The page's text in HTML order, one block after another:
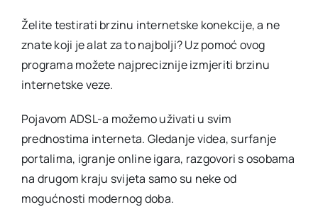
Želite testirati brzinu internetske konekcije, a ne
znate koji je alat za to najbolji? Uz pomoć ovog
programa možete najpreciznije izmjeriti brzinu
internetske veze.
Pojavom ADSL-a možemo uživati u svim
prednostima interneta. Gledanje videa, surfanje
portalima, igranje online igara, razgovori s osobama
na drugom kraju svijeta samo su neke od
mogućnosti modernog doba.